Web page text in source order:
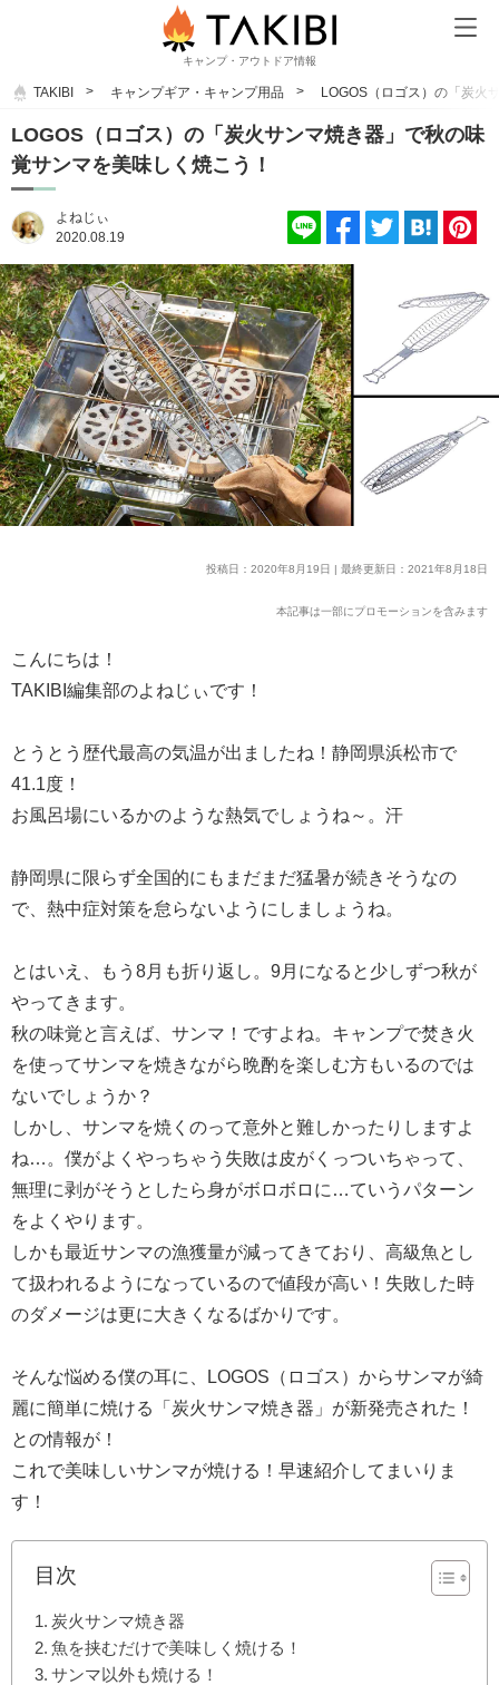
キャンプ・アウトドア情報
TAKIBI キャンプギア・キャンプ用品 LOGOS（ロゴス）の「炭火
LOGOS（ロゴス）の「炭火サンマ焼き器」で秋の味
覚サンマを美味しく焼こう！
よねじぃ
2020.08.19
投稿日：2020年8月19日 | 最終更新日：2021年8月18日
本記事は一部にプロモーションを含みます
こんにちは！
TAKIBI編集部のよねじぃです！
とうとう歴代最高の気温が出ましたね！静岡県浜松市で
41.1度！
お風呂場にいるかのような熱気でしょうね～。汗
静岡県に限らず全国的にもまだまだ猛暑が続きそうなの
で、熱中症対策を怠らないようにしましょうね。
とはいえ、もう8月も折り返し。9月になると少しずつ秋が
やってきます。
秋の味覚と言えば、サンマ！ですよね。キャンプで焚き火
を使ってサンマを焼きながら晩酌を楽しむ方もいるのでは
ないでしょうか？
しかし、サンマを焼くのって意外と難しかったりしますよ
ね…。僕がよくやっちゃう失敗は皮がくっついちゃって、
無理に剥がそうとしたら身がボロボロに…ていうパターン
をよくやります。
しかも最近サンマの漁獲量が減ってきており、高級魚とし
て扱われるようになっているので値段が高い！失敗した時
のダメージは更に大きくなるばかりです。
そんな悩める僕の耳に、LOGOS（ロゴス）からサンマが綺
麗に簡単に焼ける「炭火サンマ焼き器」が新発売された！
との情報が！
これで美味しいサンマが焼ける！早速紹介してまいりま
す！
目次
炭火サンマ焼き器
魚を挟むだけで美味しく焼ける！
サンマ以外も焼ける！